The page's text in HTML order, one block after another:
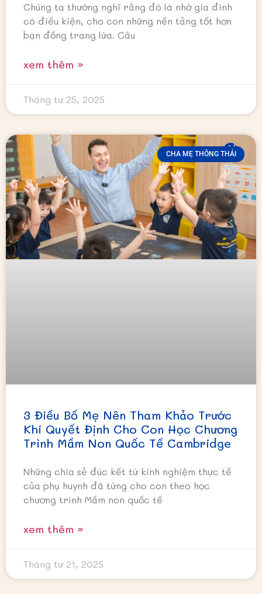
Chúng ta thường nghĩ rằng đó là nhờ gia đình
có điều kiện, cho con những nền tảng tốt hơn
bạn đồng trang lứa. Câu
xem thêm »
Tháng tư 25, 2025
CHA MẸ THÔNG THÁI
3 Điều Bố Mẹ Nên Tham Khảo Trước
Khi Quyết Định Cho Con Học Chương
Trình Mầm Non Quốc Tế Cambridge
Những chia sẻ đúc kết từ kinh nghiệm thực tế
của phụ huynh đã từng cho con theo học
chương trình Mầm non quốc tế
xem thêm »
Tháng tư 21, 2025